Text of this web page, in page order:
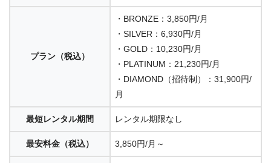
プラン（税込）
・BRONZE：3,850円/月
・SILVER：6,930円/月
・GOLD：10,230円/月
・PLATINUM：21,230円/月
・DIAMOND（招待制）：31,900円/
月
最短レンタル期間 レンタル期限なし
最安料金（税込） 3,850円/月～